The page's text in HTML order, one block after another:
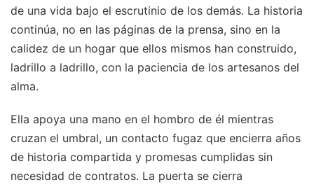
de una vida bajo el escrutinio de los demás. La historia
continúa, no en las páginas de la prensa, sino en la
calidez de un hogar que ellos mismos han construido,
ladrillo a ladrillo, con la paciencia de los artesanos del
alma.
Ella apoya una mano en el hombro de él mientras
cruzan el umbral, un contacto fugaz que encierra años
de historia compartida y promesas cumplidas sin
necesidad de contratos. La puerta se cierra